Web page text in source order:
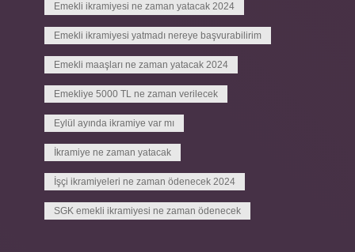
Emekli ikramiyesi ne zaman yatacak 2024
Emekli ikramiyesi yatmadı nereye başvurabilirim
Emekli maaşları ne zaman yatacak 2024
Emekliye 5000 TL ne zaman verilecek
Eylül ayında ikramiye var mı
İkramiye ne zaman yatacak
İşçi ikramiyeleri ne zaman ödenecek 2024
SGK emekli ikramiyesi ne zaman ödenecek